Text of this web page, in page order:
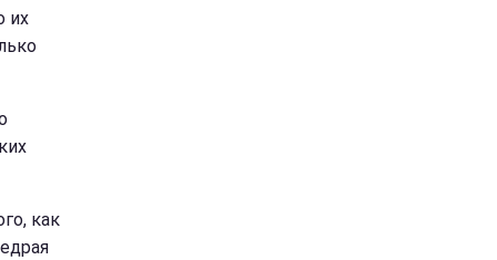
их
как